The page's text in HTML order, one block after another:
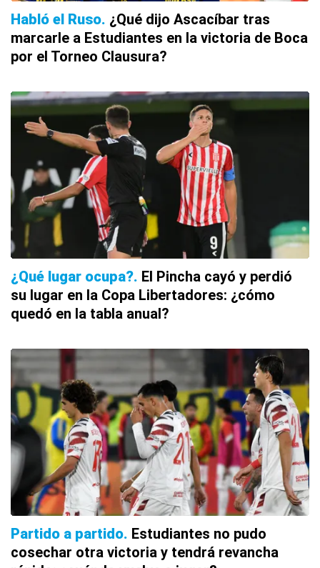
Habló el Ruso ¿Qué dijo Ascacíbar tras
marcarle a Estudiantes en la victoria de Boca
por el Torneo Clausura?
¿Qué lugar ocupa? El Pincha cayó y perdió
su lugar en la Copa Libertadores: ¿cómo
quedó en la tabla anual?
Partido a partido Estudiantes no pudo
cosechar otra victoria y tendrá revancha